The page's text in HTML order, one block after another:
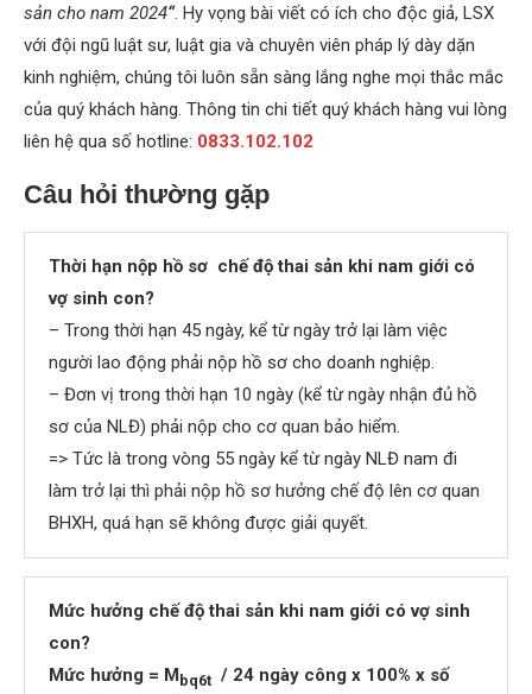
sản cho nam 2024“. Hy vọng bài viết có ích cho độc giả, LSX
với đội ngũ luật sư, luật gia và chuyên viên pháp lý dày dặn
kinh nghiệm, chúng tôi luôn sẵn sàng lắng nghe mọi thắc mắc
của quý khách hàng. Thông tin chi tiết quý khách hàng vui lòng
liên hệ qua số hotline: 0833.102.102
Câu hỏi thường gặp
Thời hạn nộp hồ sơ chế độ thai sản khi nam giới có
vợ sinh con?
– Trong thời hạn 45 ngày, kể từ ngày trở lại làm việc
người lao động phải nộp hồ sơ cho doanh nghiệp.
– Đơn vị trong thời hạn 10 ngày (kể từ ngày nhận đủ hồ
sơ của NLĐ) phải nộp cho cơ quan bảo hiểm.
=> Tức là trong vòng 55 ngày kể từ ngày NLĐ nam đi
làm trở lại thì phải nộp hồ sơ hưởng chế độ lên cơ quan
BHXH, quá hạn sẽ không được giải quyết.
Mức hưởng chế độ thai sản khi nam giới có vợ sinh
con?
Mức hưởng = M bq6t / 24 ngày công x 100% x số